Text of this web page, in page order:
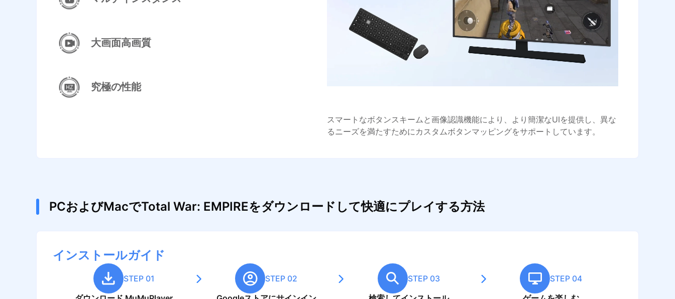
大画面高画質
究極の性能
スマートなボタンスキームと画像認識機能により、より簡潔なUIを提供し、異な
るニーズを満たすためにカスタムボタンマッピングをサポートしています。
PCおよびMacでTotal War: EMPIREをダウンロードして快適にプレイする方法
インストールガイド
STEP 01 STEP 02 STEP 03 STEP 04